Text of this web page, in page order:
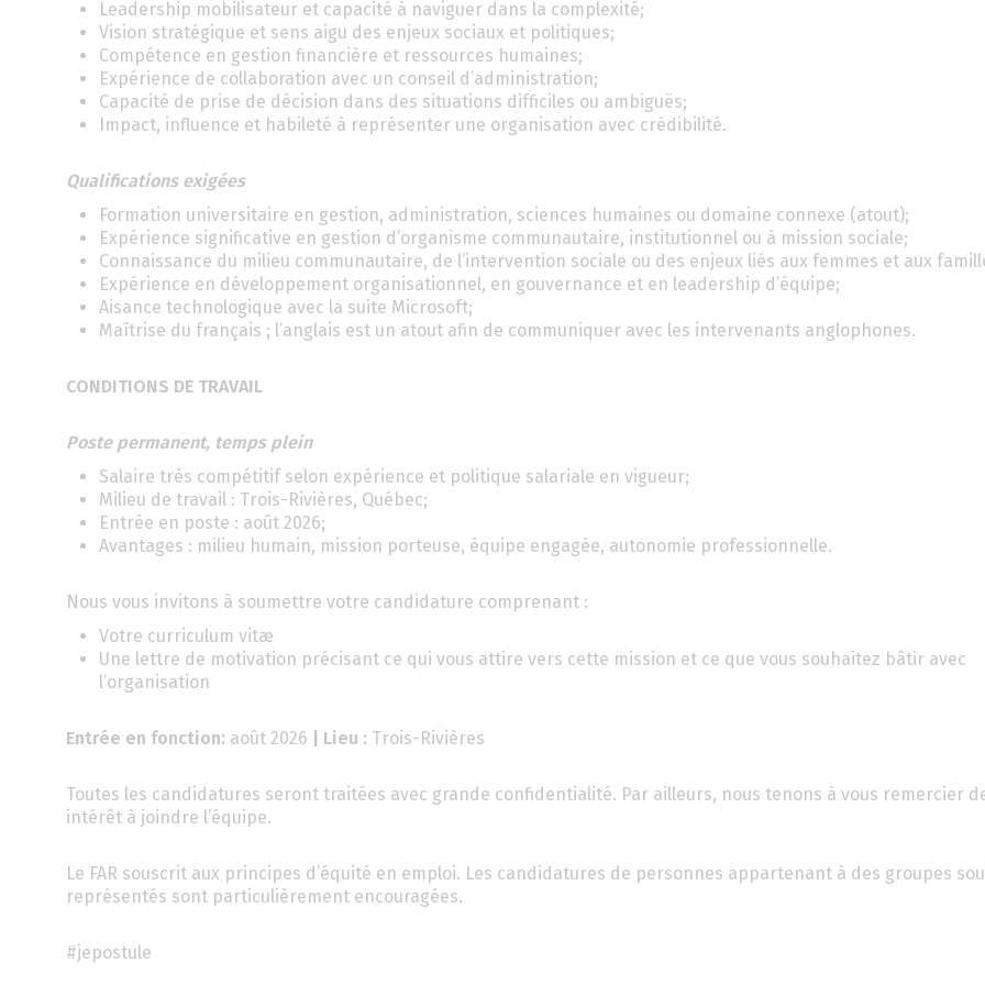
Leadership mobilisateur et capacité à naviguer dans la complexité;
Vision stratégique et sens aigu des enjeux sociaux et politiques;
Compétence en gestion financière et ressources humaines;
Expérience de collaboration avec un conseil d’administration;
Capacité de prise de décision dans des situations difficiles ou ambiguës;
Impact, influence et habileté à représenter une organisation avec crédibilité.
Qualifications exigées
Formation universitaire en gestion, administration, sciences humaines ou domaine connexe (atout);
Expérience significative en gestion d’organisme communautaire, institutionnel ou à mission sociale;
Connaissance du milieu communautaire, de l’intervention sociale ou des enjeux liés aux femmes et aux
Expérience en développement organisationnel, en gouvernance et en leadership d’équipe;
Aisance technologique avec la suite Microsoft;
Maîtrise du français ; l’anglais est un atout afin de communiquer avec les intervenants anglophones.
CONDITIONS DE TRAVAIL
Poste permanent, temps plein
Salaire très compétitif selon expérience et politique salariale en vigueur;
Milieu de travail : Trois-Rivières, Québec;
Entrée en poste : août 2026;
Avantages : milieu humain, mission porteuse, équipe engagée, autonomie professionnelle.
Nous vous invitons à soumettre votre candidature comprenant :
Votre curriculum vitæ
Une lettre de motivation précisant ce qui vous attire vers cette mission et ce que vous souhaitez bâtir avec
l’organisation
Entrée en fonction: août 2026 | Lieu : Trois-Rivières
Toutes les candidatures seront traitées avec grande confidentialité. Par ailleurs, nous tenons à vous remercier
intérêt à joindre l’équipe.
Le FAR souscrit aux principes d’équité en emploi. Les candidatures de personnes appartenant à des groupes
représentés sont particulièrement encouragées.
#jepostule